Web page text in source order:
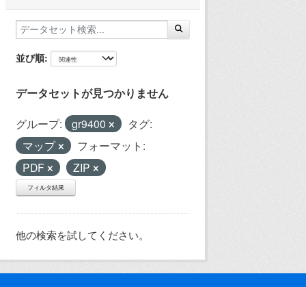
並び順
データセットが見つかりません
グループ: gr9400
タグ:
マップ
フォーマット:
PDF
ZIP
フィルタ結果
他の検索を試してください。